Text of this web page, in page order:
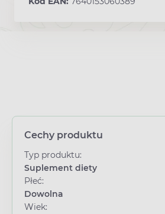
Cechy produktu
Typ produktu:
Suplement diety
Płeć:
Dowolna
Wiek: